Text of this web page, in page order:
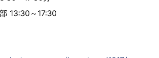
～17:30